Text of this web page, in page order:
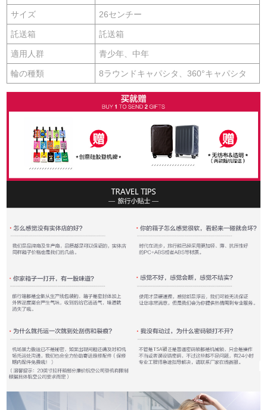
サイズ 26センチー
託送箱 託送箱
適用人群 青少年、中年
輪の種類 8ラウンドキャパシタ、360°キャパシタ